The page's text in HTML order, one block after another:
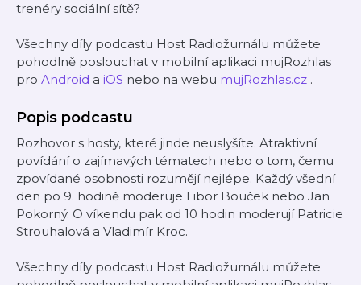
trenéry sociální sítě?
Všechny díly podcastu Host Radiožurnálu můžete
pohodlně poslouchat v mobilní aplikaci mujRozhlas
pro Android a iOS nebo na webu mujRozhlas.cz .
Popis podcastu
Rozhovor s hosty, které jinde neuslyšíte. Atraktivní
povídání o zajímavých tématech nebo o tom, čemu
zpovídané osobnosti rozumějí nejlépe. Každý všední
den po 9. hodině moderuje Libor Bouček nebo Jan
Pokorný. O víkendu pak od 10 hodin moderují Patricie
Strouhalová a Vladimír Kroc.
Všechny díly podcastu Host Radiožurnálu můžete